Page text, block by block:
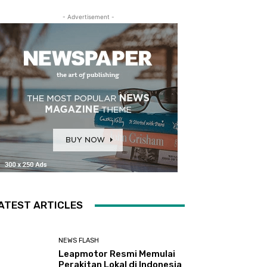
- Advertisement -
ARTICLES
NEWS FLASH
Leapmotor Resmi Memulai
Perakitan Lokal di Indonesia